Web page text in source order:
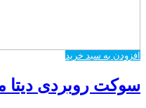
افزودن به سبد خرید
سوکت روبردی دیتا ماینر